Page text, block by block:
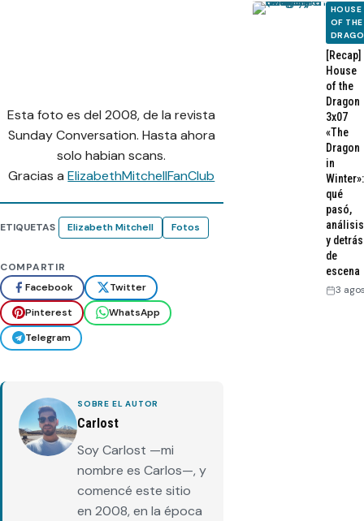
Esta foto es del 2008, de la revista
Sunday Conversation. Hasta ahora
solo habian scans.
Gracias aElizabethMitchellFanClub
ETIQUETAS Elizabeth Mitchell Fotos
COMPARTIR
Facebook
Twitter
Pinterest
WhatsApp
Telegram
SOBRE EL AUTOR
Carlost
Soy Carlost —mi
nombre es Carlos—, y
comencé este sitio
en 2008, en la época
HOUSE
OF THE
[Recap]
House
of the
Dragon
3x07
«The
Dragon
in
Winter»:
qué
pasó,
análisis
y detrás
de
escena
3